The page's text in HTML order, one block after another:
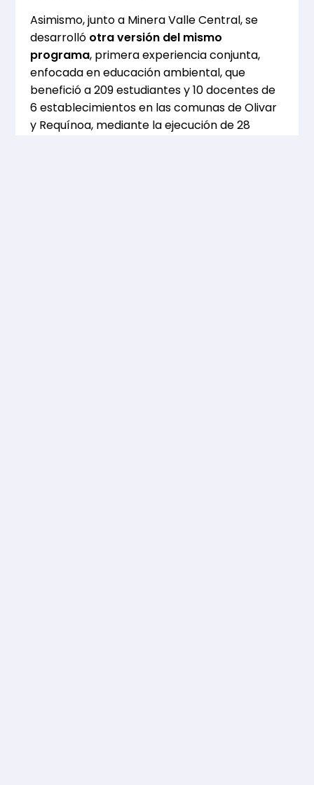
Asimismo, junto a Minera Valle Central, se
desarrolló otra versión del mismo
programa, primera experiencia conjunta,
enfocada en educación ambiental, que
benefició a 209 estudiantes y 10 docentes de
6 establecimientos en las comunas de Olivar
y Requínoa, mediante la ejecución de 28